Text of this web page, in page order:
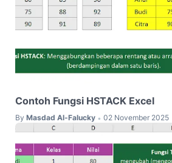
Contoh Fungsi HSTACK Excel
By Masdad Al-Falucky • 02 November 2025